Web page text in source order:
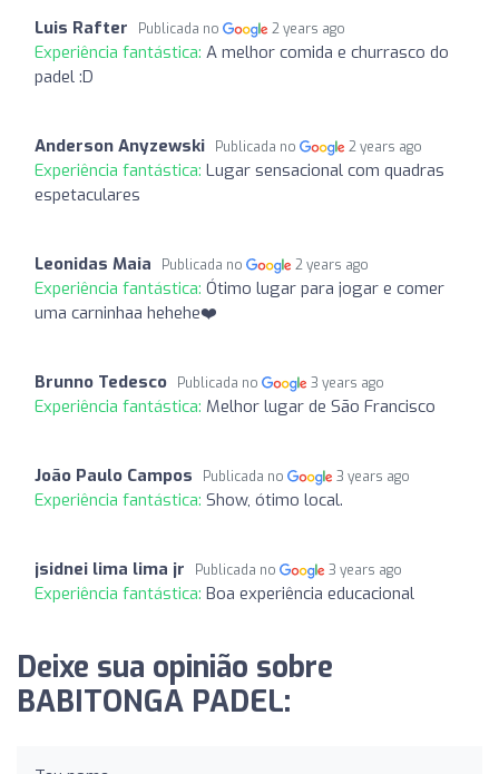
Luis Rafter Publicada no 2 years ago
Experiência fantástica: A melhor comida e churrasco do
padel :D
Anderson Anyzewski Publicada no 2 years ago
Experiência fantástica: Lugar sensacional com quadras
espetaculares
Leonidas Maia Publicada no 2 years ago
Experiência fantástica: Ótimo lugar para jogar e comer
uma carninhaa hehehe❤️
Brunno Tedesco Publicada no 3 years ago
Experiência fantástica: Melhor lugar de São Francisco
João Paulo Campos Publicada no 3 years ago
Experiência fantástica: Show, ótimo local.
jsidnei lima lima jr Publicada no 3 years ago
Experiência fantástica: Boa experiência educacional
Deixe sua opinião sobre
BABITONGA PADEL: